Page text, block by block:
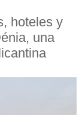
hoteles y
una